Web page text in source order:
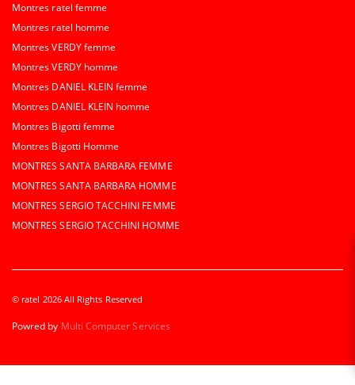
Montres ratel femme
Montres ratel homme
Montres VERDY femme
Montres VERDY homme
Montres DANIEL KLEIN femme
Montres DANIEL KLEIN homme
Montres Bigotti femme
Montres Bigotti Homme
MONTRES SANTA BARBARA FEMME
MONTRES SANTA BARBARA HOMME
MONTRES SERGIO TACCHINI FEMME
MONTRES SERGIO TACCHINI HOMME
© ratel 2026 All Rights Reserved
Powred by Multi Computer Services